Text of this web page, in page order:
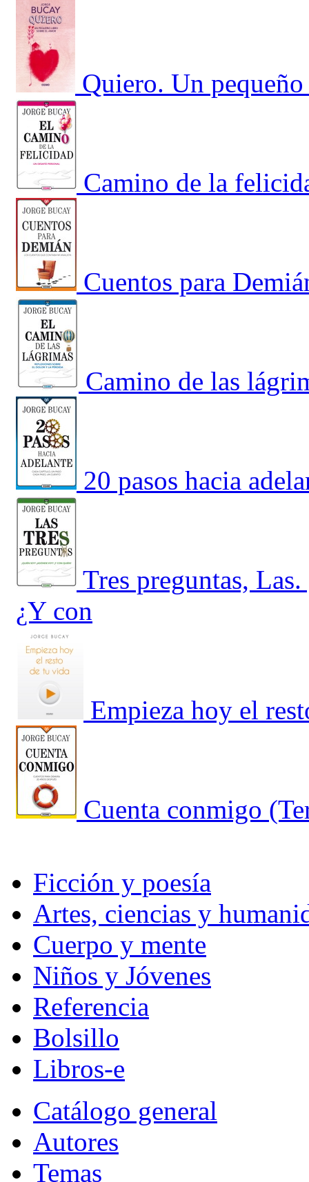
Quiero. Un
Camino de la
Cuentos para
Camino de las
20 pasos hacia
Tres preguntas,
¿Y con
Empieza hoy el
Cuenta conmigo
Ficción y poesía
Artes, ciencias y
Cuerpo y mente
Niños y Jóvenes
Referencia
Bolsillo
Libros-e
Catálogo general
Autores
Temas